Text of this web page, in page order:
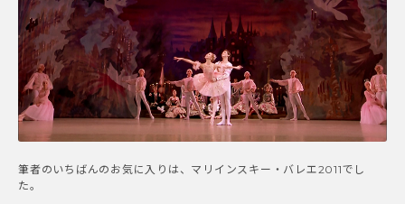
筆者のいちばんのお気に入りは、マリインスキー・バレエ2011でし
た。